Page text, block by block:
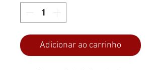
Adicionar ao carrinho